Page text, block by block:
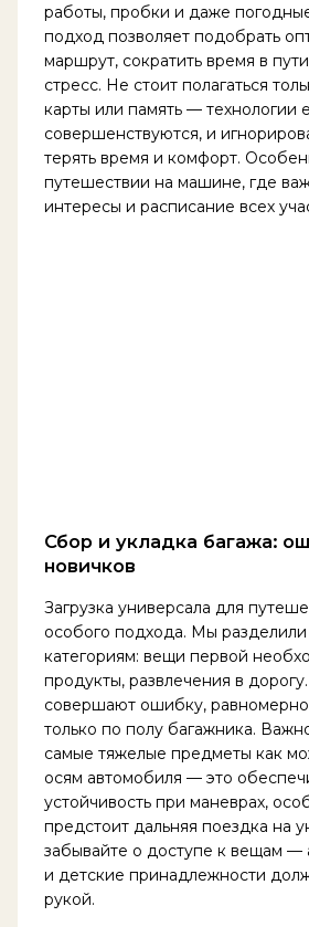
работы, пробки и даже
подход позволяет подобрать
маршрут, сократить время в
стресс. Не стоит полагаться
карты или память — технологии
совершенствуются, и
терять время и комфорт.
путешествии на машине, где
интересы и расписание всех
Сбор и укладка багажа:
новичков
Загрузка универсала для
особого подхода. Мы
категориям: вещи первой
продукты, развлечения в
совершают ошибку,
только по полу багажника.
самые тяжелые предметы как
осям автомобиля — это
устойчивость при маневрах,
предстоит дальняя поездка на
забывайте о доступе к вещам —
и детские принадлежности
рукой.